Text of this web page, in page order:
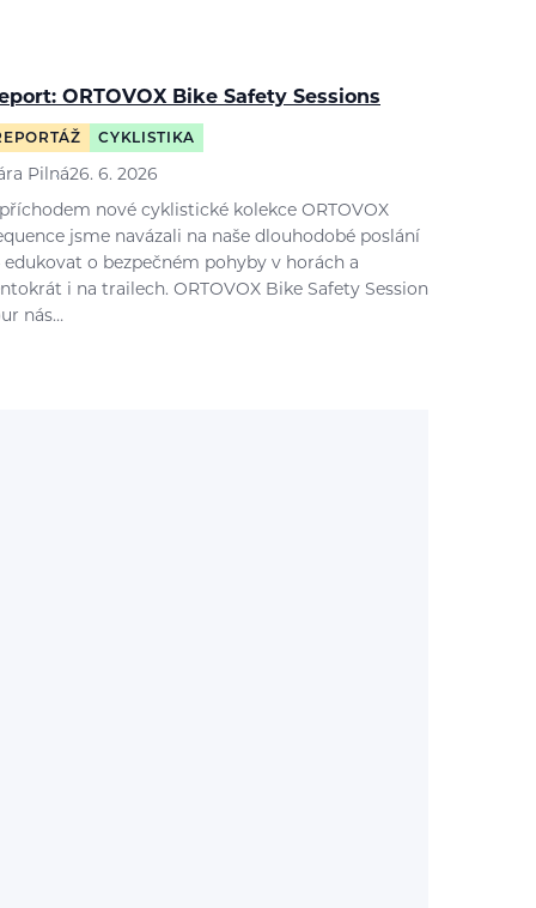
ORTOVOX Bike Safety Sessions
CYKLISTIKA
Pilná26. 6. 2026
nové cyklistické kolekce ORTOVOX
jsme navázali na naše dlouhodobé poslání
o bezpečném pohyby v horách a
i na trailech. ORTOVOX Bike Safety Session
nás…